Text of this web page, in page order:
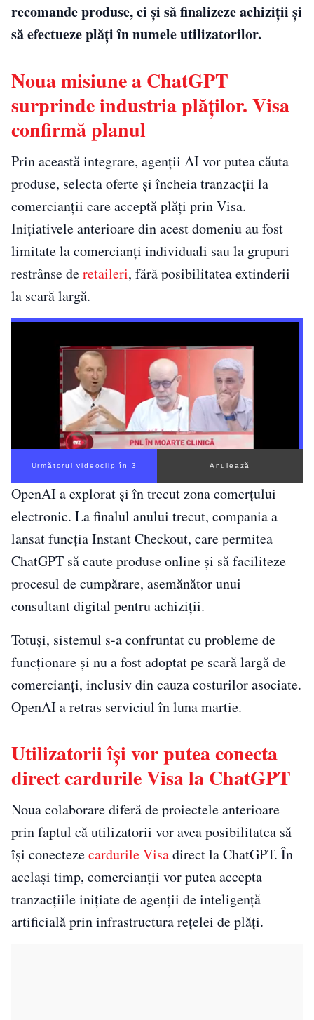
recomande produse, ci și să finalizeze achiziții și
să efectueze plăți în numele utilizatorilor.
Noua misiune a ChatGPT
surprinde industria plăților. Visa
confirmă planul
Prin această integrare, agenții AI vor putea căuta
produse, selecta oferte și încheia tranzacții la
comercianții care acceptă plăți prin Visa.
Inițiativele anterioare din acest domeniu au fost
limitate la comercianți individuali sau la grupuri
restrânse deretaileri, fără posibilitatea extinderii
la scară largă.
Următorul videoclip în 2 Anulează
OpenAI a explorat și în trecut zona comerțului
electronic. La finalul anului trecut, compania a
lansat funcția Instant Checkout, care permitea
ChatGPT să caute produse online și să faciliteze
procesul de cumpărare, asemănător unui
consultant digital pentru achiziții.
Totuși, sistemul s-a confruntat cu probleme de
funcționare și nu a fost adoptat pe scară largă de
comercianți, inclusiv din cauza costurilor asociate.
OpenAI a retras serviciul în luna martie.
Utilizatorii își vor putea conecta
direct cardurile Visa la ChatGPT
Noua colaborare diferă de proiectele anterioare
prin faptul că utilizatorii vor avea posibilitatea să
își conectezecardurile Visadirect la ChatGPT. În
același timp, comercianții vor putea accepta
tranzacțiile inițiate de agenții de inteligență
artificială prin infrastructura rețelei de plăți.